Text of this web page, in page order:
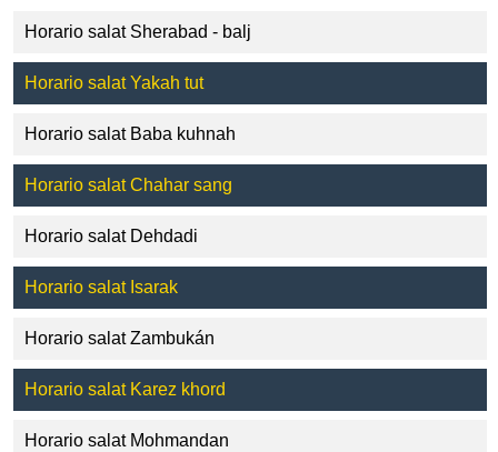
Horario salat Sherabad - balj
Horario salat Yakah tut
Horario salat Baba kuhnah
Horario salat Chahar sang
Horario salat Dehdadi
Horario salat Isarak
Horario salat Zambukán
Horario salat Karez khord
Horario salat Mohmandan